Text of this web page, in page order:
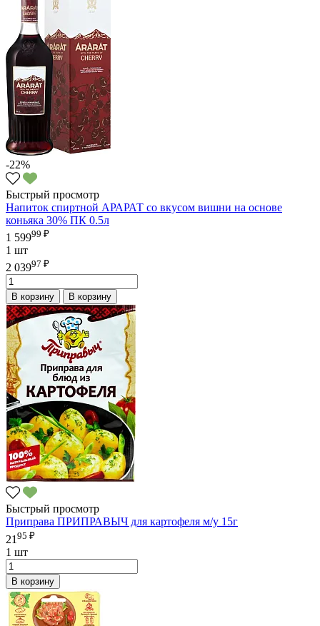
-22%
Быстрый просмотр
Напиток спиртной АРАРАТ со вкусом вишни на основе
коньяка 30% ПК 0.5л
1 59999 ₽
1 шт
2 03997 ₽
В корзину В корзину
Быстрый просмотр
Приправа ПРИПРАВЫЧ для картофеля м/у 15г
21 95 ₽
1 шт
В корзину